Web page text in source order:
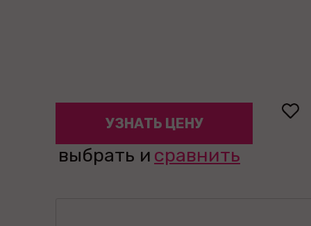
УЗНАТЬ ЦЕНУ
выбрать и сравнить